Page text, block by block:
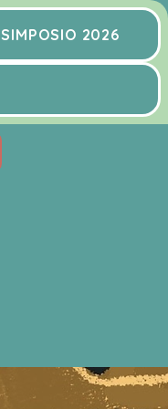
SIMPOSIO 2026